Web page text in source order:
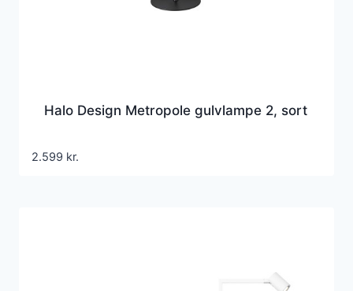
Halo Design Metropole gulvlampe 2, sort
2.599 kr.